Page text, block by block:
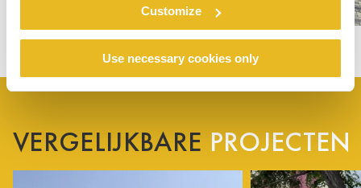
Customize
Use necessary cookies only
VERGELIJKBARE PROJECTEN